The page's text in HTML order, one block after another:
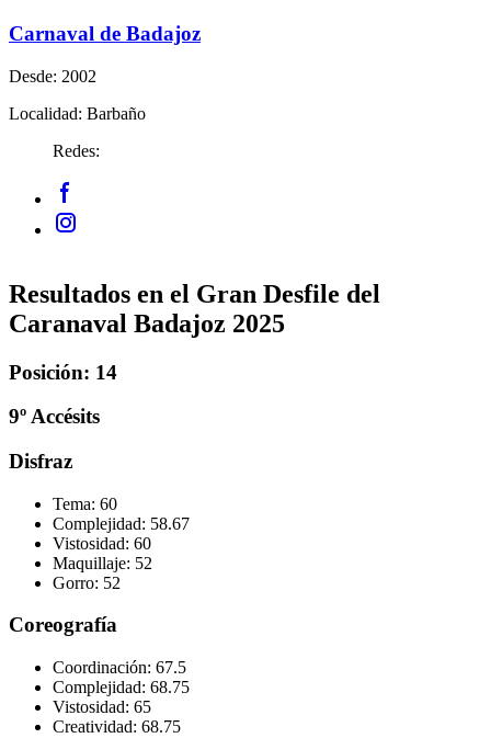
Carnaval de Badajoz
Desde: 2002
Localidad: Barbaño
Redes:
Resultados en el Gran Desfile del
Caranaval Badajoz 2025
Posición: 14
9º Accésits
Disfraz
Tema: 60
Complejidad: 58.67
Vistosidad: 60
Maquillaje: 52
Gorro: 52
Coreografía
Coordinación: 67.5
Complejidad: 68.75
Vistosidad: 65
Creatividad: 68.75